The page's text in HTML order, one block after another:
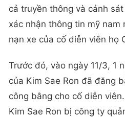
cả truyền thông và cảnh
xác nhận thông tin mỹ nam
nạn xe của cố diễn viên họ
Trước đó, vào ngày 11/3, 1
của Kim Sae Ron đã đăng
công bằng cho cố diễn
Kim Sae Ron bị công ty